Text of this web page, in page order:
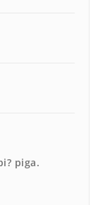
piga.